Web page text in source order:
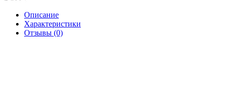
Описание
Характеристики
Отзывы (0)